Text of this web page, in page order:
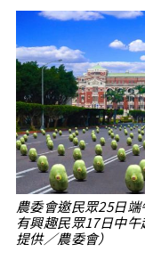
農委會邀民眾25日
有興趣民眾17日中
提供／農委會）